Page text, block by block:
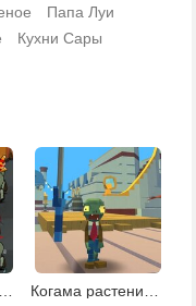
Папа Луи
Кухни Сары
зомби